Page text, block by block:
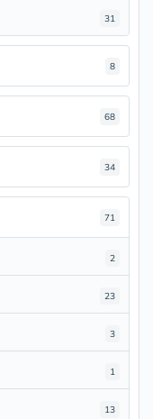
31
8
68
34
71
2
23
3
1
13